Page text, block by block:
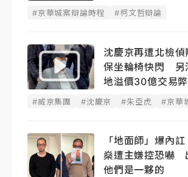
#京華城案辯論時程 #柯文哲辯論
沈慶京再遭北檢
保坐輪椅快閃 另
地溢價30億交易
#威京集團 #沈慶京 #朱亞虎 #京華
「地面師」爆內
燊遭主嫌控恐嚇
他們是一夥的